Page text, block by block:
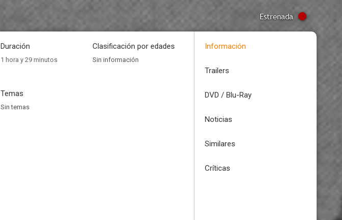
Estrenada
Duración
1 hora y 29 minutos
Clasificación por edades
Sin información
Temas
Sin temas
Información
Trailers
DVD / Blu-Ray
Noticias
Similares
Críticas